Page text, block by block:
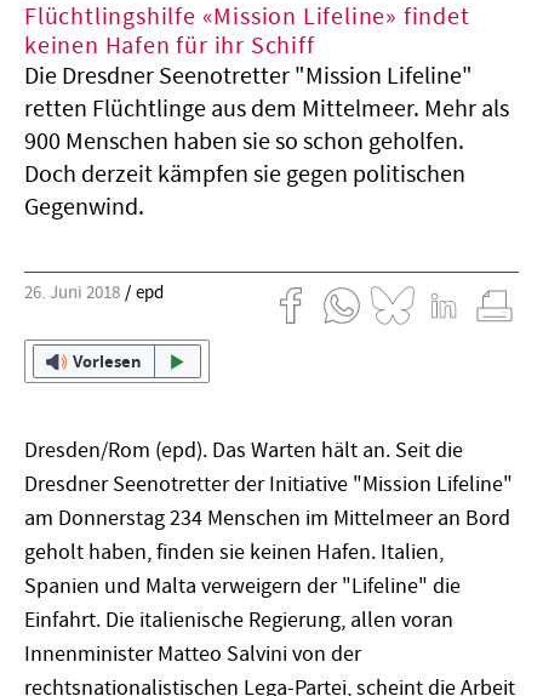
Flüchtlingshilfe «Mission Lifeline» findet
keinen Hafen für ihr Schiff
Die Dresdner Seenotretter "Mission Lifeline"
retten Flüchtlinge aus dem Mittelmeer. Mehr als
900 Menschen haben sie so schon geholfen.
Doch derzeit kämpfen sie gegen politischen
Gegenwind.
26. Juni 2018 epd
Vorlesen
Dresden/Rom (epd). Das Warten hält an. Seit die
Dresdner Seenotretter der Initiative "Mission Lifeline"
am Donnerstag 234 Menschen im Mittelmeer an Bord
geholt haben, finden sie keinen Hafen. Italien,
Spanien und Malta verweigern der "Lifeline" die
Einfahrt. Die italienische Regierung, allen voran
Innenminister Matteo Salvini von der
rechtsnationalistischen Lega-Partei, scheint die Arbeit